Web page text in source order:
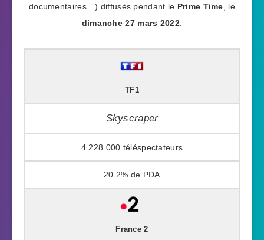
documentaires…) diffusés pendant le Prime Time , le
dimanche 27 mars 2022
TF1
Skyscraper
4 228 000
20.2%
France 2